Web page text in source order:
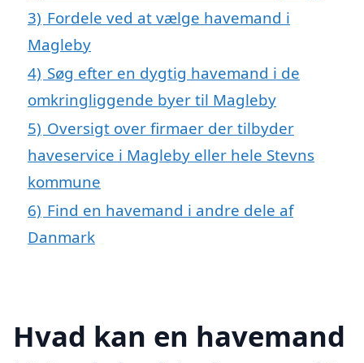
3) Fordele ved at vælge havemand i
Magleby
4) Søg efter en dygtig havemand i de
omkringliggende byer til Magleby
5) Oversigt over firmaer der tilbyder
haveservice i Magleby eller hele Stevns
kommune
6) Find en havemand i andre dele af
Danmark
Hvad kan en havemand